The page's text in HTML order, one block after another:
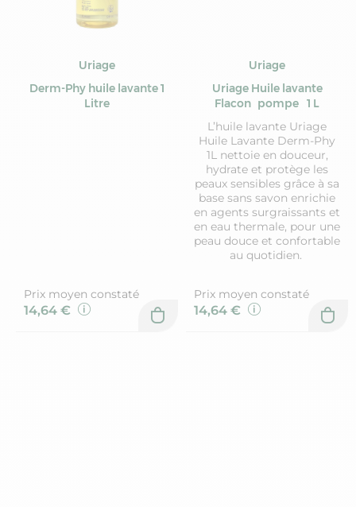
Uriage
Derm-Phy huile lavante 1
Litre
Prix moyen constaté
14,64 €
Uriage
Uriage Huile lavante
Flacon pompe 1 L
L’huile lavante Uriage
Huile Lavante Derm-Phy
1L nettoie en douceur,
hydrate et protège les
peaux sensibles grâce à sa
base sans savon enrichie
en agents surgraissants et
en eau thermale, pour une
peau douce et confortable
au quotidien.
Prix moyen constaté
14,64 €